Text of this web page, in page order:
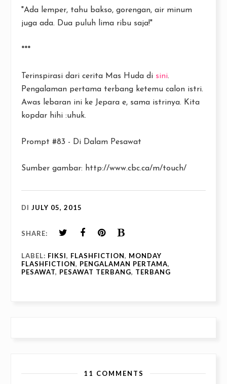
"Ada lemper, tahu bakso, gorengan, air minum
juga ada. Dua puluh lima ribu saja!"
***
Terinspirasi dari cerita Mas Huda di sini.
Pengalaman pertama terbang ketemu calon istri.
Awas lebaran ini ke Jepara e, sama istrinya. Kita
kopdar hihi :uhuk.
Prompt #83 - Di Dalam Pesawat
Sumber gambar: http://www.cbc.ca/m/touch/
DI JULY 05, 2015
SHARE:
LABEL: FIKSI, FLASHFICTION, MONDAY
FLASHFICTION, PENGALAMAN PERTAMA,
PESAWAT, PESAWAT TERBANG, TERBANG
11 COMMENTS